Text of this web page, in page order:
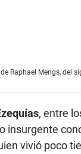
Raphael Mengs, del
, entre
insurgente
vivió poco